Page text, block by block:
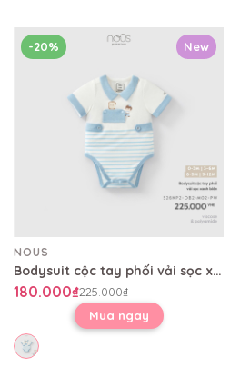
New
-20%
NOUS
Bodysuit cộc tay phối vải sọc xanh biển
180.000₫225.000₫
Mua ngay